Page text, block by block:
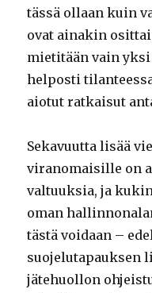
tässä ollaan kuin
ovat ainakin
mietitään vain
helposti
aiotut ratkaisut
Sekavuutta lisää
viranomaisille on
valtuuksia, ja
oman
tästä voidaan –
suojelutapauksen
jätehuollon